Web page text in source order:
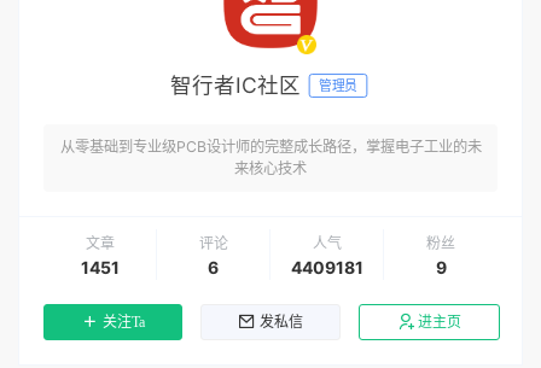
智行者IC社区 管理员
从零基础到专业级PCB设计师的完整成长路径，掌握电子工业的未
来核心技术
文章
1451
评论
6
人气
4409181
粉丝
9
关注Ta 发私信 进主页